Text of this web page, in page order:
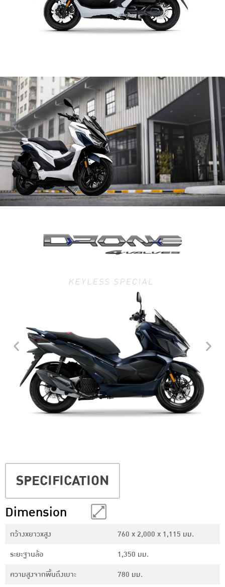
SPECIFICATION
Dimension
กว้างxยาวxสูง
760 x 2,000 x 1,115 มม.
ระยะฐานล้อ
1,350 มม.
ความสูงจากพื้นถึงเบาะ
780 มม.